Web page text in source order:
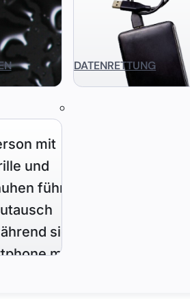
DATENRETTUNG